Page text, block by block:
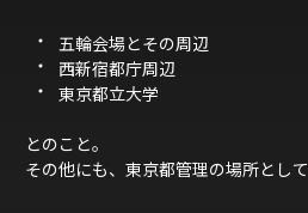
五輪会場とその周辺
西新宿都庁周辺
東京都立大学
とのこと。
その他にも、東京都管理の場所として